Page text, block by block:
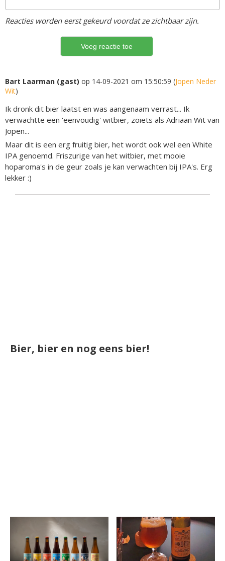
Reacties worden eerst gekeurd voordat ze zichtbaar zijn.
Bart Laarman (gast) op 14-09-2021 om 15:50:59 (Jopen Neder
Wit)
Ik dronk dit bier laatst en was aangenaam verrast... Ik
verwachtte een 'eenvoudig' witbier, zoiets als Adriaan Wit van
Jopen...
Maar dit is een erg fruitig bier, het wordt ook wel een White
IPA genoemd. Friszurige van het witbier, met mooie
hoparoma's in de geur zoals je kan verwachten bij IPA's. Erg
lekker :)
Bier, bier en nog eens bier!